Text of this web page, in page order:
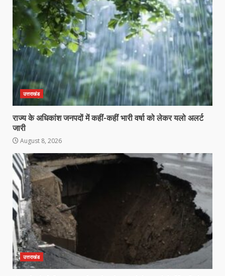
उत्तराखंड
राज्य के अधिकांश जनपदों में कहीं-कहीं भारी वर्षा को लेकर यलो अलर्ट
जारी
August 8, 2026
उत्तराखंड